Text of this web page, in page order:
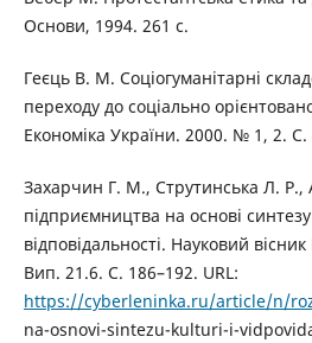
Основи, 1994. 261 c.
Геєць В. М. Соціогуманітарні
переходу до соціально
Економіка України. 2000. № 1, 2. С.
Захарчин Г. М., Струтинська Л. Р.,
підприємництва на основі синтезу
відповідальності. Науковий
Вип. 21.6. С. 186–192. URL:
https://cyberleninka.ru/article/n/
na-osnovi-sintezu-kulturi-i-